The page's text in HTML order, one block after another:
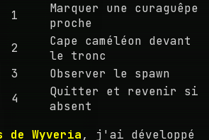
1
Marquer une curaguêpe
proche
2
Cape caméléon devant
le tronc
3
Observer le spawn
4
Quitter et revenir si
absent
de Wyveria, j'ai développé